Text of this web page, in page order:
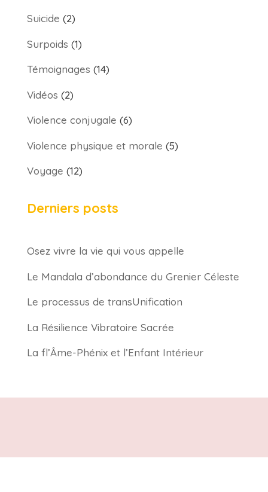
Suicide (2)
Surpoids (1)
Témoignages (14)
Vidéos (2)
Violence conjugale (6)
Violence physique et morale (5)
Voyage (12)
Derniers posts
Osez vivre la vie qui vous appelle
Le Mandala d’abondance du Grenier Céleste
Le processus de transUnification
La Résilience Vibratoire Sacrée
La fl’Âme-Phénix et l’Enfant Intérieur